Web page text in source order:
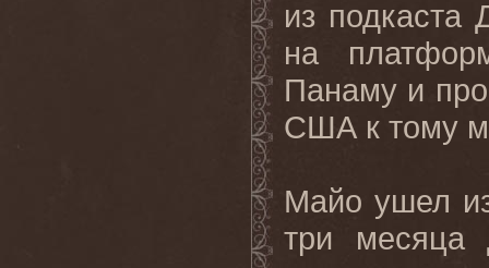
из подкаста
на
Панаму и
США к тому
Майо ушел
три месяца